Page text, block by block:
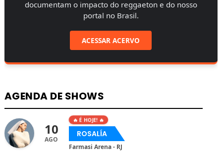
documentam o impacto do reggaeton e do nosso
portal no Brasil.
ACESSAR ACERVO
AGENDA DE SHOWS
10
AGO
🔥 É HOJE! 🔥
ROSALÍA
Farmasi Arena - RJ